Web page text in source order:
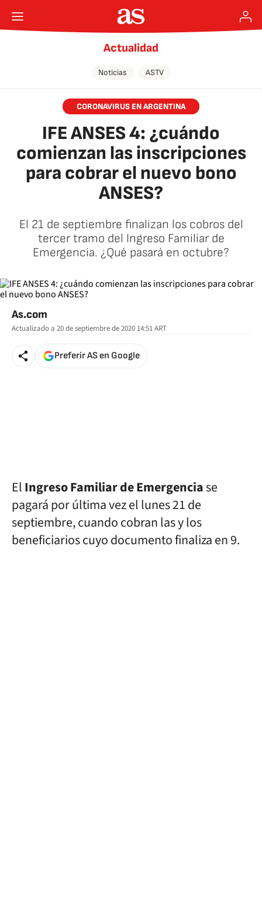
Actualidad
Noticias ASTV
CORONAVIRUS EN ARGENTINA
IFE ANSES 4: ¿cuándo
comienzan las inscripciones
para cobrar el nuevo bono
ANSES?
El 21 de septiembre finalizan los cobros del
tercer tramo del Ingreso Familiar de
Emergencia. ¿Qué pasará en octubre?
As.com
Actualizado a 20 de septiembre de 2020 14:51ART
Preferir AS en Google
ElIngreso Familiar de Emergenciase
pagará por última vez el lunes 21 de
septiembre, cuando cobran las y los
beneficiarios cuyo documento finaliza en 9.